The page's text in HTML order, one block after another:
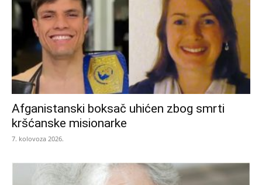
Afganistanski boksač uhićen zbog smrti
kršćanske misionarke
7. kolovoza 2026.